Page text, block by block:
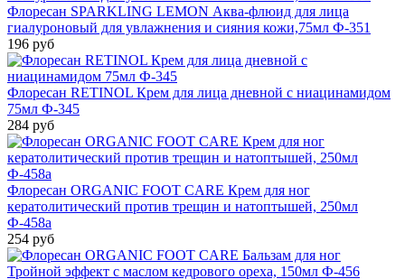
Флоресан SPARKLING LEMON Аква-флюид для лица
гиалуроновый для увлажнения и сияния кожи,75мл Ф-351
196 руб
Флоресан RETINOL Крем для лица дневной с ниацинамидом
75мл Ф-345
284 руб
Флоресан ORGANIC FOOT CARE Крем для ног
кератолитический против трещин и натоптышей, 250мл
Ф-458а
254 руб